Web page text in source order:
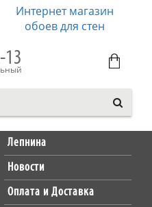
Интернет магазин
обоев для стен
Лепнина
Новости
Оплата и Доставка